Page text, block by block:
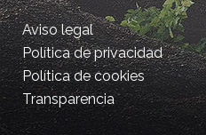
Aviso legal
Política de privacidad
Política de cookies
Transparencia